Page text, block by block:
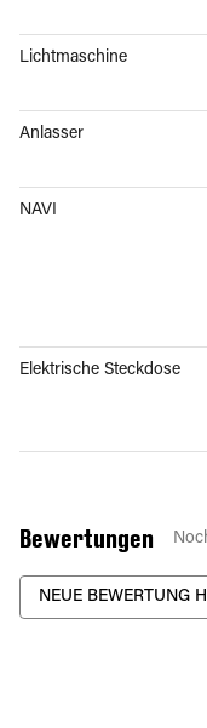
Lichtmaschine
Anlasser
NAVI
Elektrische Steckdose
Bewertungen
NEUE BEWERTUNG